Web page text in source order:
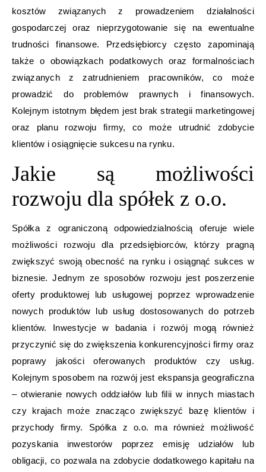
kosztów związanych z prowadzeniem działalności
gospodarczej oraz nieprzygotowanie się na ewentualne
trudności finansowe. Przedsiębiorcy często zapominają
także o obowiązkach podatkowych oraz formalnościach
związanych z zatrudnieniem pracowników, co może
prowadzić do problemów prawnych i finansowych.
Kolejnym istotnym błędem jest brak strategii marketingowej
oraz planu rozwoju firmy, co może utrudnić zdobycie
klientów i osiągnięcie sukcesu na rynku.
Jakie są możliwości
rozwoju dla spółek z o.o.
Spółka z ograniczoną odpowiedzialnością oferuje wiele
możliwości rozwoju dla przedsiębiorców, którzy pragną
zwiększyć swoją obecność na rynku i osiągnąć sukces w
biznesie. Jednym ze sposobów rozwoju jest poszerzenie
oferty produktowej lub usługowej poprzez wprowadzenie
nowych produktów lub usług dostosowanych do potrzeb
klientów. Inwestycje w badania i rozwój mogą również
przyczynić się do zwiększenia konkurencyjności firmy oraz
poprawy jakości oferowanych produktów czy usług.
Kolejnym sposobem na rozwój jest ekspansja geograficzna
– otwieranie nowych oddziałów lub filii w innych miastach
czy krajach może znacząco zwiększyć bazę klientów i
przychody firmy. Spółka z o.o. ma również możliwość
pozyskania inwestorów poprzez emisję udziałów lub
obligacji, co pozwala na zdobycie dodatkowego kapitału na